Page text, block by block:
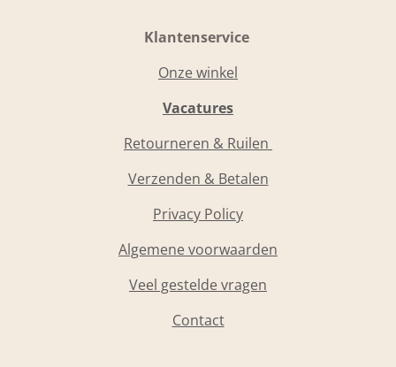
Klantenservice
Onze winkel
Vacatures
Retourneren & Ruilen
Verzenden & Betalen
Privacy Policy
Algemene voorwaarden
Veel gestelde vragen
Contact